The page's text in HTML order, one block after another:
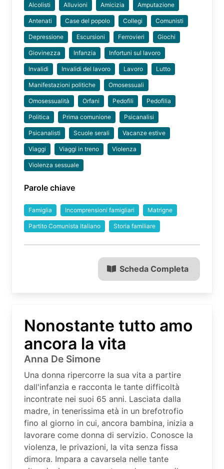
Alcolisti Alluvioni Amicizia Amputazione
Antenati Case del popolo Collegi Comunisti
Depressione Escursioni Ferrovieri Giochi
Giovinezza Infanzia Infortuni sul lavoro
Invalidi Invalidi del lavoro Lavoro Lutto
Manifestazioni politiche Omosessuali
Omosessualità Orfani Pedofili Pedofilia
Politica Prima comunione Psicanalisi
Psicanalisti Scuole serali Vacanze estive
Viaggi Viaggi in treno Violenza
Violenza sessuale
Parole chiave
Famiglia Incomprensioni famigliari Matrigne
Partito Comunista Italiano Storia familiare
Scheda Completa
Nonostante tutto amo
ancora la vita
Anna De Simone
Una donna ripercorre la sua vita a partire
dall'infanzia e racconta le tante difficoltà
incontrate nei suoi 65 anni. Lasciata dalla
madre, in tenerissima età in un brefotrofio
fino al giorno in cui, ancora bambina, inizia a
lavorare come donna di servizio. Conosce la
violenza, le privazioni, la vita senza fissa
dimora. Impara a cavarsela nelle tante